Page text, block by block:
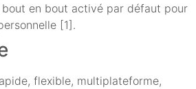
en bout activé par défaut pour
[1].
flexible, multiplateforme,